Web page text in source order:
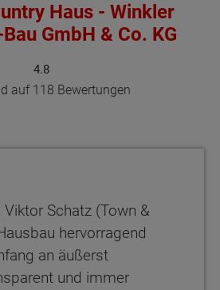
Haus - Winkler
GmbH & Co. KG
4.8
auf 118 Bewertungen
Schatz (Town &
hervorragend
an äußerst
und immer